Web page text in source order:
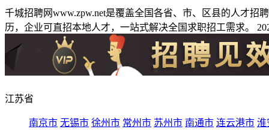
千城招聘网www.zpw.net是覆盖全国各省、市、区县的人才
历，企业可直招本地人才，一站式解决全国求职招工需求。
江苏省
南京市 无锡市 徐州市 常州市 苏州市 南通市 连云港市 淮